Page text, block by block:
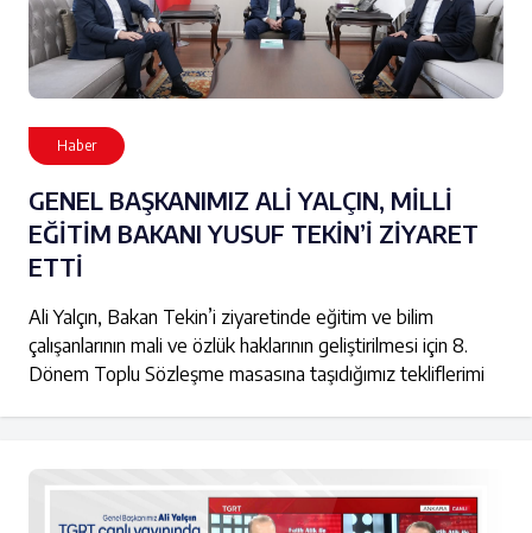
Haber
GENEL BAŞKANIMIZ ALİ YALÇIN, MİLLİ
EĞİTİM BAKANI YUSUF TEKİN’İ ZİYARET
ETTİ
Ali Yalçın, Bakan Tekin’i ziyaretinde eğitim ve bilim
çalışanlarının mali ve özlük haklarının geliştirilmesi için 8.
Dönem Toplu Sözleşme masasına taşıdığımız tekliflerimi